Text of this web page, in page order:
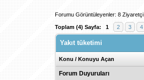
Forumu Görüntüleyenler: 8 Ziyaretçi
Toplam (4) Sayfa: 1 2 3 4
Yakıt tüketimi
Konu /Konuyu Açan
Forum Duyuruları